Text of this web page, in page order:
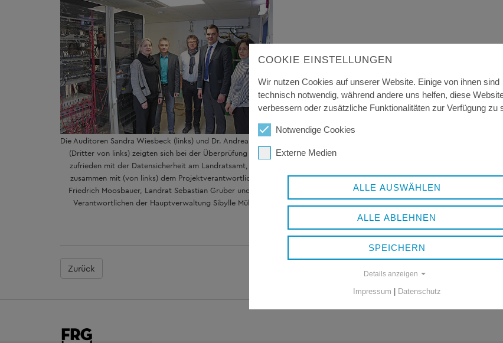
Die Auditoren Sandra Wiesbeck (links) und Dr. Andreas Mück
(Dritter von links) zeigten sich bei der Überprüfung sehr
zufrieden mit der Datensicherheit am Landratsamt, hier
zusammen mit (von links) dem Projektverantwortlichen
Friedrich Moosbauer, Landrat Sebastian Gruber und der
Verantwortlichen der Hauptverwaltung Sibylle Müller.
Zurück
COOKIE EINSTELLUNGEN
Wir nutzen Cookies auf unserer Website. Einige von ihnen sind
technisch notwendig, während andere uns helfen, diese
verbessern oder zusätzliche Funktionalitäten zur Verfügung zu
Notwendige Cookies
Externe Medien
ALLE AUSWÄHLEN
ALLE ABLEHNEN
SPEICHERN
Details anzeigen
Impressum | Datenschutz